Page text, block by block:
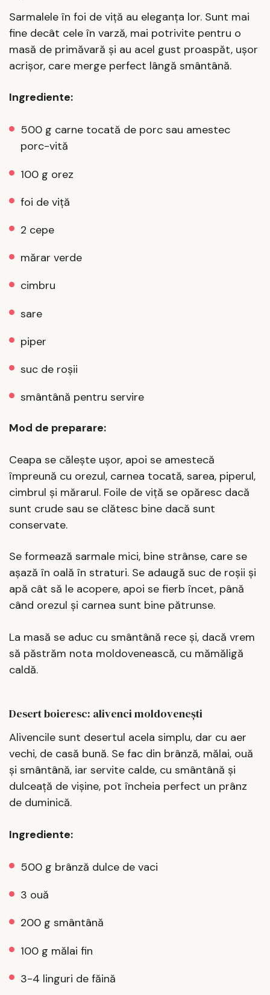
Sarmalele în foi de viță au eleganța lor. Sunt mai
fine decât cele în varză, mai potrivite pentru o
masă de primăvară și au acel gust proaspăt, ușor
acrișor, care merge perfect lângă smântână.
Ingrediente:
500 g carne tocată de porc sau amestec
porc-vită
100 g orez
foi de viță
2 cepe
mărar verde
cimbru
sare
piper
suc de roșii
smântână pentru servire
Mod de preparare:
Ceapa se călește ușor, apoi se amestecă
împreună cu orezul, carnea tocată, sarea, piperul,
cimbrul și mărarul. Foile de viță se opăresc dacă
sunt crude sau se clătesc bine dacă sunt
conservate.
Se formează sarmale mici, bine strânse, care se
așază în oală în straturi. Se adaugă suc de roșii și
apă cât să le acopere, apoi se fierb încet, până
când orezul și carnea sunt bine pătrunse.
La masă se aduc cu smântână rece și, dacă vrem
să păstrăm nota moldovenească, cu mămăligă
caldă.
Desert boieresc: alivenci moldovenești
Alivencile sunt desertul acela simplu, dar cu aer
vechi, de casă bună. Se fac din brânză, mălai, ouă
și smântână, iar servite calde, cu smântână și
dulceață de vișine, pot încheia perfect un prânz
de duminică.
Ingrediente:
500 g brânză dulce de vaci
3 ouă
200 g smântână
100 g mălai fin
3-4 linguri de făină